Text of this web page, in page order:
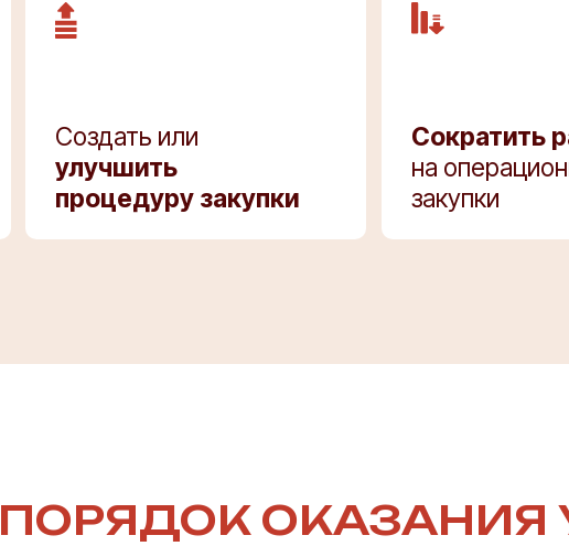
Создать или
улучшить
процедуру закупки
Сократить
на
закупки
ПОРЯДОК ОКАЗАНИЯ